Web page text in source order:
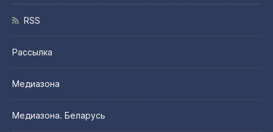
RSS
Рассылка
Медиазона
Медиазона. Беларусь